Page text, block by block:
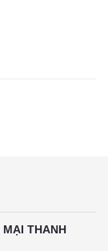
MẠI THANH